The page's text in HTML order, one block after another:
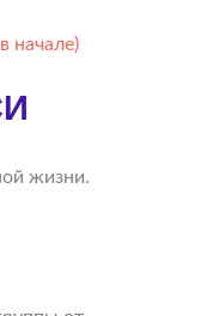
начале)
жизни.